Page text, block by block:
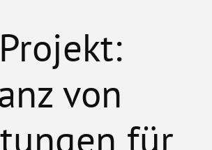
von
für